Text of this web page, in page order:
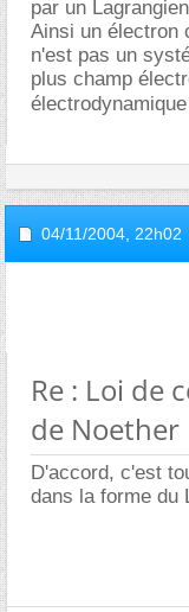
par un
Ainsi un électron
n'est pas un
plus champ
04/11/2004, 22h02
Re : Loi de
de Noether
D'accord, c'est
dans la forme du